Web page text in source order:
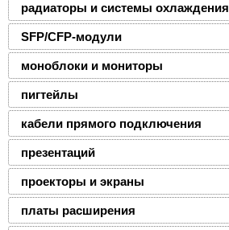
радиаторы и системы охлаждения
SFP/CFP-модули
моноблоки и мониторы
пигтейлы
кабели прямого подключения
презентаций
проекторы и экраны
платы расширения